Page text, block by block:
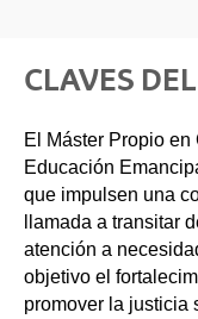
CLAVES
El Máster Propio
Educación
que impulsen una
llamada a transitar
atención a
objetivo el
promover la justicia